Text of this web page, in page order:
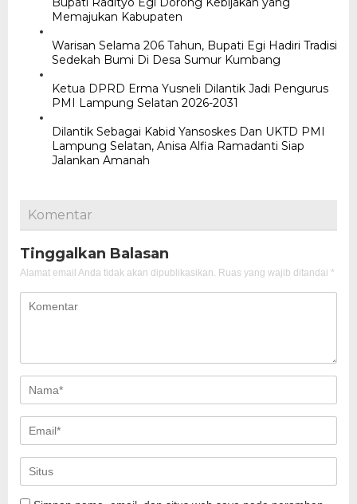
Memajukan Kabupaten
Warisan Selama 206 Tahun, Bupati Egi Hadiri Tradisi
Sedekah Bumi Di Desa Sumur Kumbang
Ketua DPRD Erma Yusneli Dilantik Jadi Pengurus
PMI Lampung Selatan 2026-2031
Dilantik Sebagai Kabid Yansoskes Dan UKTD PMI
Lampung Selatan, Anisa Alfia Ramadanti Siap
Jalankan Amanah
Komentar
Tinggalkan Balasan
Alamat email Anda tidak akan dipublikasikan. Ruas yang wajib ditandai *